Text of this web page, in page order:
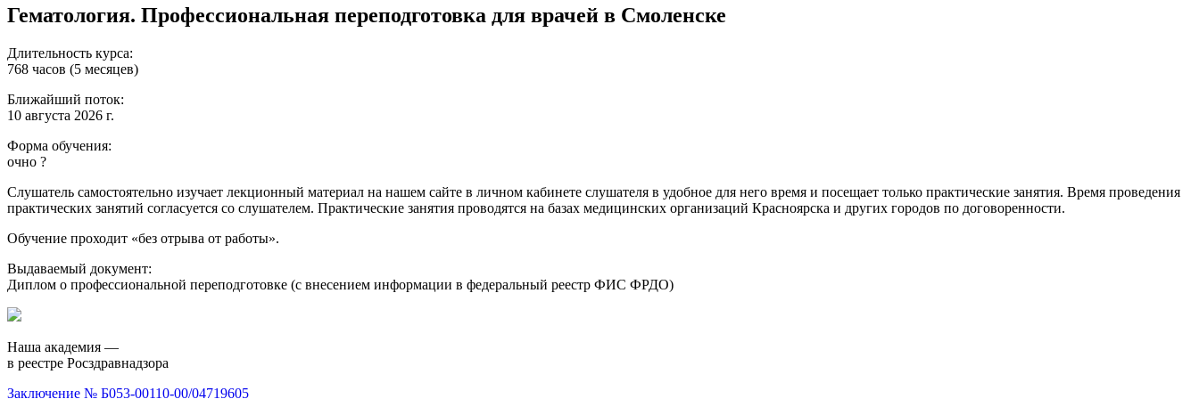
Гематология. Профессиональная переподготовка для врачей в Смоленске
Длительность курса:
768 часов (5 месяцев)
Ближайший поток:
10 августа 2026 г.
Форма обучения:
очно ?
Слушатель самостоятельно изучает лекционный материал на нашем сайте в личном кабинете слушателя в удобное для него время и посещает только практические занятия. Время проведения
практических занятий согласуется со слушателем. Практические занятия проводятся на базах медицинских организаций Красноярска и других городов по договоренности.
Обучение проходит «без отрыва от работы».
Выдаваемый документ:
Диплом о профессиональной переподготовке (с внесением информации в федеральный реестр ФИС ФРДО)
Наша академия —
в реестре Росздравнадзора
Заключение № Б053-00110-00/04719605